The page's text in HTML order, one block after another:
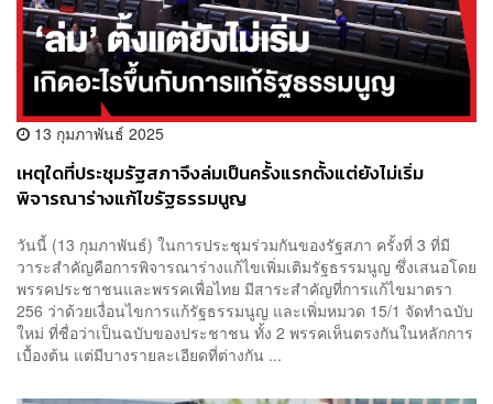
13 กุมภาพันธ์ 2025
เหตุใดที่ประชุมรัฐสภาจึงล่มเป็นครั้งแรกตั้งแต่ยังไม่เริ่ม
พิจารณาร่างแก้ไขรัฐธรรมนูญ
วันนี้ (13 กุมภาพันธ์) ในการประชุมร่วมกันของรัฐสภา ครั้งที่ 3 ที่มี
วาระสำคัญคือการพิจารณาร่างแก้ไขเพิ่มเติมรัฐธรรมนูญ ซึ่งเสนอโดย
พรรคประชาชนและพรรคเพื่อไทย มีสาระสำคัญที่การแก้ไขมาตรา
256 ว่าด้วยเงื่อนไขการแก้รัฐธรรมนูญ และเพิ่มหมวด 15/1 จัดทำฉบับ
ใหม่ ที่ชื่อว่าเป็นฉบับของประชาชน ทั้ง 2 พรรคเห็นตรงกันในหลักการ
เบื้องต้น แต่มีบางรายละเอียดที่ต่างกัน ...